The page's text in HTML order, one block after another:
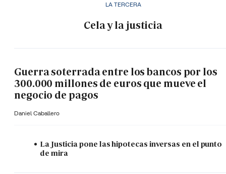
LA TERCERA
Cela y la justicia
Guerra soterrada entre los bancos por los
300.000 millones de euros que mueve el
negocio de pagos
Daniel Caballero
La Justicia pone las hipotecas inversas en el punto
de mira